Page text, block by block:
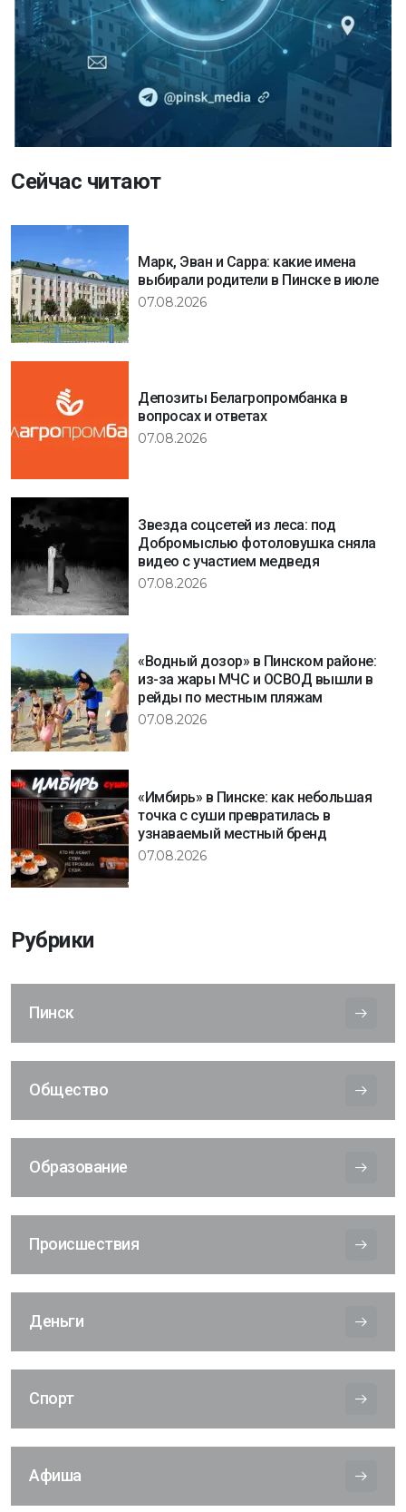
Сейчас читают
Марк, Эван и Сарра: какие имена
выбирали родители в Пинске в июле
07.08.2026
Депозиты Белагропромбанка в
вопросах и ответах
07.08.2026
Звезда соцсетей из леса: под
Добромыслью фотоловушка сняла
видео с участием медведя
07.08.2026
«Водный дозор» в Пинском районе:
из-за жары МЧС и ОСВОД вышли в
рейды по местным пляжам
07.08.2026
«Имбирь» в Пинске: как небольшая
точка с суши превратилась в
узнаваемый местный бренд
07.08.2026
Рубрики
Пинск
Общество
Образование
Происшествия
Деньги
Спорт
Афиша